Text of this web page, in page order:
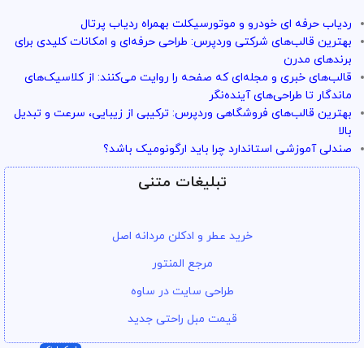
با خیال راحت میتونی از خدمات و سرویس ها استفاده کنی
ردیاب حرفه ای خودرو و موتورسیکلت بهمراه ردیاب پرتال
بهترین قالب‌های شرکتی وردپرس: طراحی حرفه‌ای و امکانات کلیدی برای
برندهای مدرن
قالب‌های خبری و مجله‌ای که صفحه را روایت می‌کنند: از کلاسیک‌های
ماندگار تا طراحی‌های آینده‌نگر
بهترین قالب‌های فروشگاهی وردپرس: ترکیبی از زیبایی، سرعت و تبدیل
بالا
صندلی آموزشی استاندارد چرا باید ارگونومیک باشد؟
تبلیغات متنی
خرید عطر و ادکلن مردانه اصل
مرجع المنتور
طراحی سایت در ساوه
قیمت مبل راحتی جدید